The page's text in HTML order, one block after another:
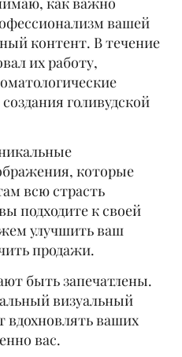
вашей
контент. В течение
их работу,
голивудской
которые
всю страсть
подходите к своей
улучшить ваш
продажи.
быть запечатлены.
визуальный
вдохновлять ваших
вас.